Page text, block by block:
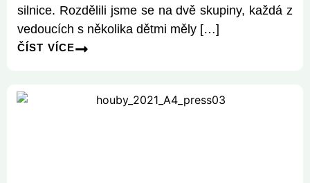
silnice. Rozdělili jsme se na dvě skupiny, každá z
vedoucích s několika dětmi měly […]
ČÍST VÍCE